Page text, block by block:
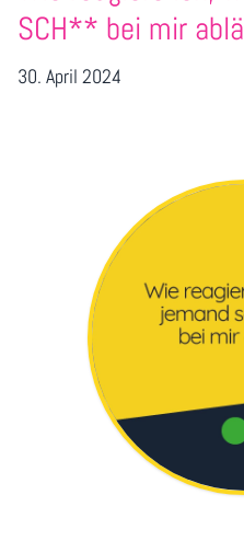
SCH** bei mir
30. April 2024